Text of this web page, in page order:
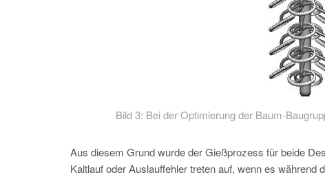
Bild 3: Bei der Optimierung der Baum-
Aus diesem Grund wurde der Gießprozess für beide
Kaltlauf oder Auslauffehler treten auf, wenn es